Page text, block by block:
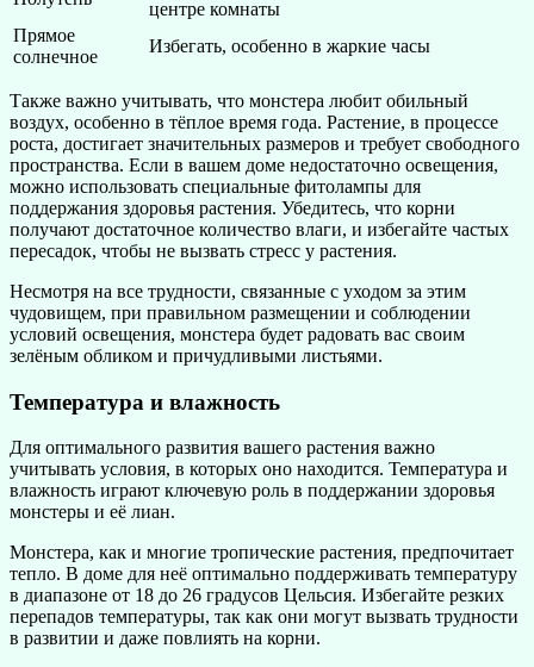
центре комнаты
Прямое
солнечное
Избегать, особенно в жаркие часы
Также важно учитывать, что монстера любит обильный
воздух, особенно в тёплое время года. Растение, в процессе
роста, достигает значительных размеров и требует свободного
пространства. Если в вашем доме недостаточно освещения,
можно использовать специальные фитолампы для
поддержания здоровья растения. Убедитесь, что корни
получают достаточное количество влаги, и избегайте частых
пересадок, чтобы не вызвать стресс у растения.
Несмотря на все трудности, связанные с уходом за этим
чудовищем, при правильном размещении и соблюдении
условий освещения, монстера будет радовать вас своим
зелёным обликом и причудливыми листьями.
Температура и влажность
Для оптимального развития вашего растения важно
учитывать условия, в которых оно находится. Температура и
влажность играют ключевую роль в поддержании здоровья
монстеры и её лиан.
Монстера, как и многие тропические растения, предпочитает
тепло. В доме для неё оптимально поддерживать температуру
в диапазоне от 18 до 26 градусов Цельсия. Избегайте резких
перепадов температуры, так как они могут вызвать трудности
в развитии и даже повлиять на корни.